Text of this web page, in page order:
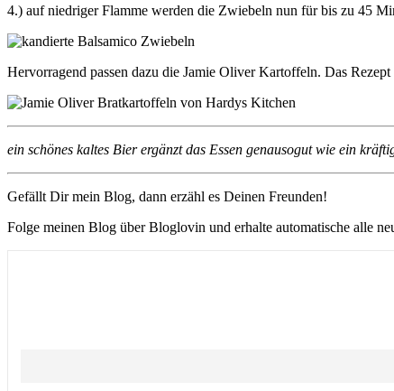
4.) auf niedriger Flamme werden die Zwiebeln nun für bis zu 45
Hervorragend passen dazu die Jamie Oliver Kartoffeln. Das
ein schönes kaltes Bier ergänzt das Essen genausogut wie ein
Gefällt Dir mein Blog, dann erzähl es Deinen Freunden!
Folge meinen Blog über Bloglovin und erhalte automatische alle